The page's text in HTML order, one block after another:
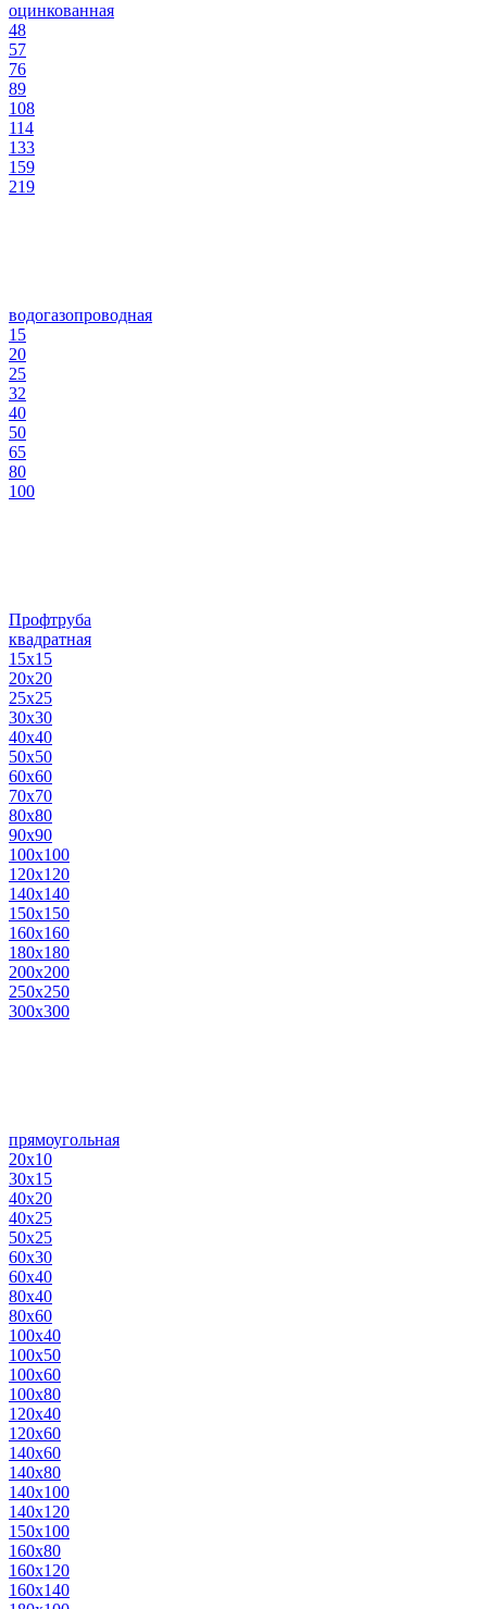
оцинкованная
48
57
76
89
108
114
133
159
219
водогазопроводная
15
20
25
32
40
50
65
80
100
Профтруба
квадратная
15х15
20х20
25х25
30х30
40х40
50х50
60х60
70х70
80х80
90х90
100х100
120х120
140х140
150х150
160х160
180х180
200х200
250х250
300х300
прямоугольная
20х10
30х15
40х20
40х25
50х25
60х30
60х40
80х40
80х60
100х40
100х50
100х60
100х80
120х40
120х60
140х60
140х80
140х100
140х120
150х100
160х80
160х120
160х140